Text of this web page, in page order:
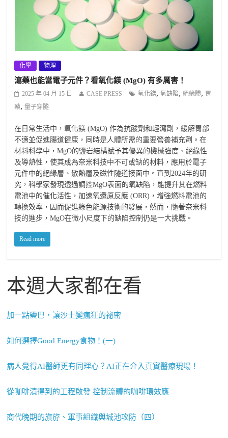
化學 物理
瀉藥也能當電子元件？看氧化鎂 (MgO) 有多厲害！
2025 年 04 月 15 日 CASE PRESS 氧化鎂,氧缺陷,絕緣體, 胃
藥,量子穿隧
在日常生活中，氧化鎂 (MgO) 作為抗酸劑和輕瀉劑，緩解胃部
不適並促進腸道健康，同時是人體所需的重要營養補充劑。在
材料科學中，MgO的鹽岩結構賦予其優異的機械強度、絕緣性
及導熱性，使其成為奈米科技中不可或缺的材料，應用於電子
元件中的絕緣層、散熱層及磁性隧道接面中。直到2024年的研
究，科學家發現透過調控MgO表面的氧缺陷，能提升其在燃料
電池中的催化活性，加速氧還原反應 (ORR)，增強燃料電池的
轉換效率，因而促進綠色能源技術的發展，然而，隨著奈米科
技的進步，MgO在微小尺度下的缺陷控制仍是一大挑戰。
Read more
本週大家都在看
加一點鹽巴，讓沙士變瘋狂的祕密
如何選擇Good Energy食物！(一)
病人覺得AI醫師更有同理心？AI正在介入真實醫療現場！
從咖啡漬得到的工程啟發 控制流體的咖啡環效應
商代晚期的旗斿、軍事組織與城池攻防（四）